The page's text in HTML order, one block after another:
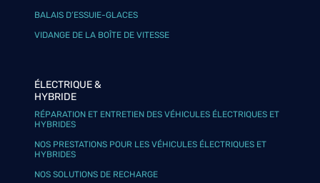
BALAIS D’ESSUIE-GLACES
VIDANGE DE LA BOÎTE DE VITESSE
ÉLECTRIQUE &
HYBRIDE
RÉPARATION ET ENTRETIEN DES VÉHICULES ÉLECTRIQUES ET
HYBRIDES
NOS PRESTATIONS POUR LES VÉHICULES ÉLECTRIQUES ET
HYBRIDES
NOS SOLUTIONS DE RECHARGE